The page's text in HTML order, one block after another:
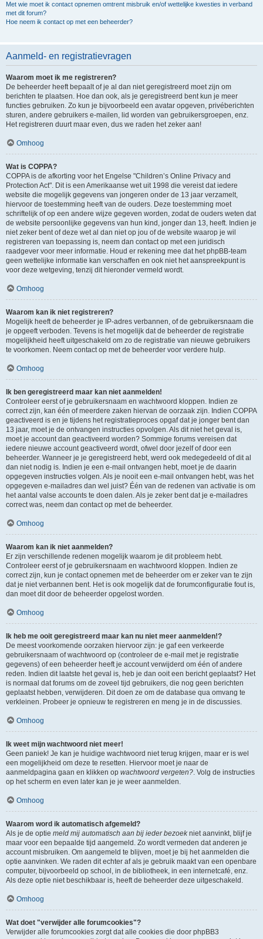
Met wie moet ik contact opnemen omtrent misbruik en/of wettelijke kwesties in verband
met dit forum?
Hoe neem ik contact op met een beheerder?
Aanmeld- en registratievragen
Waarom moet ik me registreren?
De beheerder heeft bepaalt of je al dan niet geregistreerd moet zijn om
berichten te plaatsen. Hoe dan ook, als je geregistreerd bent kun je meer
functies gebruiken. Zo kun je bijvoorbeeld een avatar opgeven, privéberichten
sturen, andere gebruikers e-mailen, lid worden van gebruikersgroepen, enz.
Het registreren duurt maar even, dus we raden het zeker aan!
Omhoog
Wat is COPPA?
COPPA is de afkorting voor het Engelse "Children’s Online Privacy and
Protection Act". Dit is een Amerikaanse wet uit 1998 die vereist dat iedere
website die mogelijk gegevens van jongeren onder de 13 jaar verzamelt,
hiervoor de toestemming heeft van de ouders. Deze toestemming moet
schriftelijk of op een andere wijze gegeven worden, zodat de ouders weten dat
de website persoonlijke gegevens van hun kind, jonger dan 13, heeft. Indien je
niet zeker bent of deze wet al dan niet op jou of de website waarop je wil
registreren van toepassing is, neem dan contact op met een juridisch
raadgever voor meer informatie. Houd er rekening mee dat het phpBB-team
geen wettelijke informatie kan verschaffen en ook niet het aanspreekpunt is
voor deze wetgeving, tenzij dit hieronder vermeld wordt.
Omhoog
Waarom kan ik niet registreren?
Mogelijk heeft de beheerder je IP-adres verbannen, of de gebruikersnaam die
je opgeeft verboden. Tevens is het mogelijk dat de beheerder de registratie
mogelijkheid heeft uitgeschakeld om zo de registratie van nieuwe gebruikers
te voorkomen. Neem contact op met de beheerder voor verdere hulp.
Omhoog
Ik ben geregistreerd maar kan niet aanmelden!
Controleer eerst of je gebruikersnaam en wachtwoord kloppen. Indien ze
correct zijn, kan één of meerdere zaken hiervan de oorzaak zijn. Indien COPPA
geactiveerd is en je tijdens het registratieproces opgaf dat je jonger bent dan
13 jaar, moet je de ontvangen instructies opvolgen. Als dit niet het geval is,
moet je account dan geactiveerd worden? Sommige forums vereisen dat
iedere nieuwe account geactiveerd wordt, ofwel door jezelf of door een
beheerder. Wanneer je je geregistreerd hebt, werd ook medegedeeld of dit al
dan niet nodig is. Indien je een e-mail ontvangen hebt, moet je de daarin
opgegeven instructies volgen. Als je nooit een e-mail ontvangen hebt, was het
opgegeven e-mailadres dan wel juist? Één van de redenen van activatie is om
het aantal valse accounts te doen dalen. Als je zeker bent dat je e-mailadres
correct was, neem dan contact op met de beheerder.
Omhoog
Waarom kan ik niet aanmelden?
Er zijn verschillende redenen mogelijk waarom je dit probleem hebt.
Controleer eerst of je gebruikersnaam en wachtwoord kloppen. Indien ze
correct zijn, kun je contact opnemen met de beheerder om er zeker van te zijn
dat je niet verbannen bent. Het is ook mogelijk dat de forumconfiguratie fout is,
dan moet dit door de beheerder opgelost worden.
Omhoog
Ik heb me ooit geregistreerd maar kan nu niet meer aanmelden!?
De meest voorkomende oorzaken hiervoor zijn: je gaf een verkeerde
gebruikersnaam of wachtwoord op (controleer de e-mail met je registratie
gegevens) of een beheerder heeft je account verwijderd om één of andere
reden. Indien dit laatste het geval is, heb je dan ooit een bericht geplaatst? Het
is normaal dat forums om de zoveel tijd gebruikers, die nog geen berichten
geplaatst hebben, verwijderen. Dit doen ze om de database qua omvang te
verkleinen. Probeer je opnieuw te registreren en meng je in de discussies.
Omhoog
Ik weet mijn wachtwoord niet meer!
Geen paniek! Je kan je huidige wachtwoord niet terug krijgen, maar er is wel
een mogelijkheid om deze te resetten. Hiervoor moet je naar de
aanmeldpagina gaan en klikken op wachtwoord vergeten?. Volg de instructies
op het scherm en even later kan je je weer aanmelden.
Omhoog
Waarom word ik automatisch afgemeld?
Als je de optie meld mij automatisch aan bij ieder bezoekniet aanvinkt, blijf je
maar voor een bepaalde tijd aangemeld. Zo wordt vermeden dat anderen je
account misbruiken. Om aangemeld te blijven, moet je bij het aanmelden die
optie aanvinken. We raden dit echter af als je gebruik maakt van een openbare
computer, bijvoorbeeld op school, in de bibliotheek, in een internetcafé, enz.
Als deze optie niet beschikbaar is, heeft de beheerder deze uitgeschakeld.
Omhoog
Wat doet "verwijder alle forumcookies"?
Verwijder alle forumcookies zorgt dat alle cookies die door phpBB3